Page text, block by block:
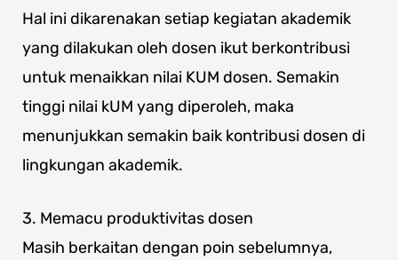
Hal ini dikarenakan setiap kegiatan akademik
yang dilakukan oleh dosen ikut berkontribusi
untuk menaikkan nilai KUM dosen. Semakin
tinggi nilai kUM yang diperoleh, maka
menunjukkan semakin baik kontribusi dosen di
lingkungan akademik.
3. Memacu produktivitas dosen
Masih berkaitan dengan poin sebelumnya,